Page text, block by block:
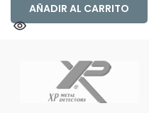
AÑADIR AL CARRITO